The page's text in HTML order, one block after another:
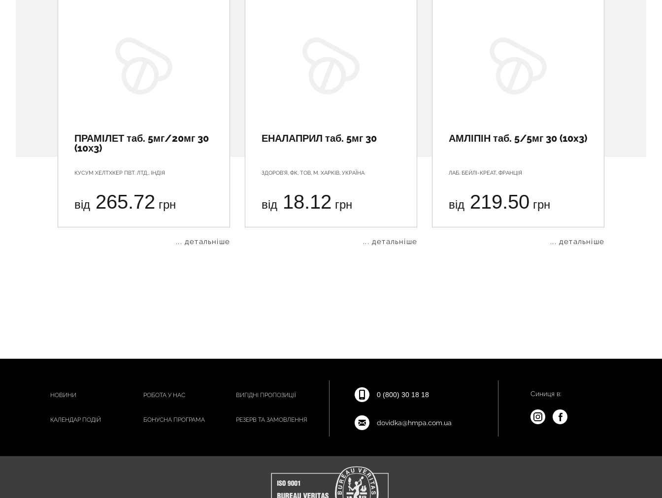
ПРАМІЛЕТ таб. 5мг/20мг 30
(10х3)
КУСУМ ХЕЛТХКЕР ПВТ. ЛТД., ІНДІЯ
від 265.72 грн
... детальніше
ЕНАЛАПРИЛ таб. 5мг 30
ЗДОРОВ'Я, ФК, ТОВ, М. ХАРКІВ, УКРАЇНА
від 18.12 грн
... детальніше
АМЛІПІН таб. 5/5мг 30 (10x3)
ЛАБ. БЕЙЛІ-КРЕАТ, ФРАНЦІЯ
від 219.50 грн
... детальніше
НОВИНИ РОБОТА У НАС ВИГІДНІ ПРОПОЗИЦІЇ
КАЛЕНДАР ПОДІЙ БОНУСНА ПРОГРАМА РЕЗЕРВ ТА ЗАМОВЛЕННЯ
0 (800) 30 18 18
dovidka@hmpa.com.ua
Синиця в: